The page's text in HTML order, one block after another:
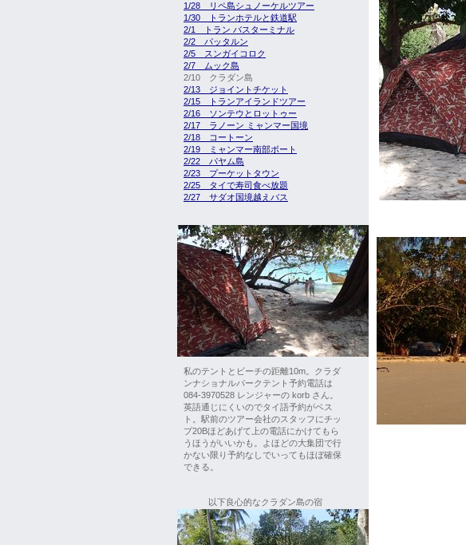
1/28 リペ島シュノーケルツアー
1/30 トランホテルと鉄道駅
2/1 トラン バスターミナル
2/2 パッタルン
2/5 スンガイコロク
2/7 ムック島
2/10 クラダン島
2/13 ジョイントチケット
2/15 トランアイランドツアー
2/16 ソンテウとロットゥー
2/17 ラノーン ミャンマー国境
2/18 コートーン
2/19 ミャンマー南部ボート
2/22 パヤム島
2/23 プーケットタウン
2/25 タイで寿司食べ放題
2/27 サダオ国境越えバス
私のテントとビーチの距離10m。クラダ
ンナショナルパークテント予約電話は
084-3970528 レンジャーの korb さん。
英語通じにくいのでタイ語予約がベス
ト。駅前のツアー会社のスタッフにチッ
プ20Bほどあげて上の電話にかけてもら
うほうがいいかも。よほどの大集団で行
かない限り予約なしでいってもほぼ確保
できる。
以下良心的なクラダン島の宿